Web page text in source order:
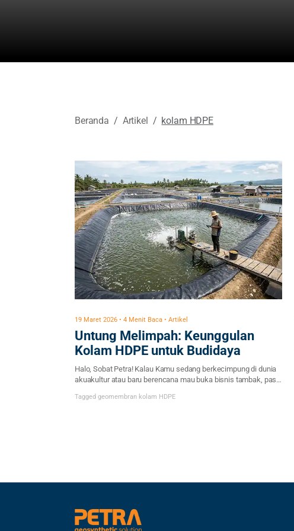
Beranda Artikel kolam HDPE
19 Maret 2026 • 4 Menit Baca • Artikel
Untung Melimpah: Keunggulan
Kolam HDPE untuk Budidaya
Halo, Sobat Petra! Kalau Kamu sedang berkecimpung di dunia
akuakultur atau baru berencana mau buka bisnis tambak, pasti
Bukan cuma sekadar tren, penggunaan material ini memang
Tagged geomembran kolam HDPE